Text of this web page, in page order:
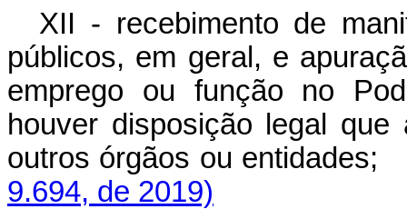
XII - recebimento de
públicos, em geral, e
emprego ou função no
houver disposição legal
outros órgãos ou
9.694, de 2019)